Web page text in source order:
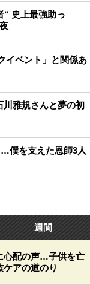
“ 史上最強助っ
イベント」と関係あ
川雅規さんと夢の初
僕を支えた恩師3人
週間
心配の声…子供を亡
ケアの道のり